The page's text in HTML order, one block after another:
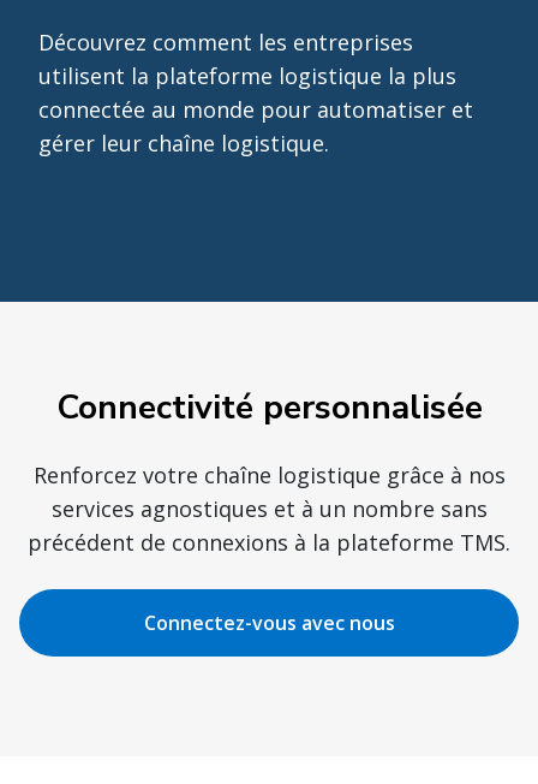
Découvrez comment les entreprises
utilisent la plateforme logistique la plus
connectée au monde pour automatiser et
gérer leur chaîne logistique.
Connectivité personnalisée
Renforcez votre chaîne logistique grâce à nos
services agnostiques et à un nombre sans
précédent de connexions à la plateforme TMS.
Connectez-vous avec nous